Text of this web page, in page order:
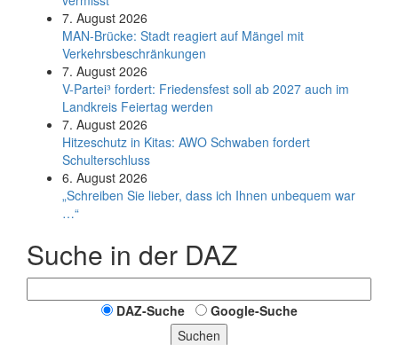
7. August 2026
MAN-Brücke: Stadt reagiert auf Mängel mit
Verkehrsbeschränkungen
7. August 2026
V-Partei­³ fordert: Friedens­fest soll ab 2027 auch im
Land­kreis Feier­tag werden
7. August 2026
Hitzeschutz in Kitas: AWO Schwaben fordert
Schulterschluss
6. August 2026
„Schreiben Sie lieber, dass ich Ihnen unbequem war
…“
Suche in der DAZ
DAZ-Suche
Google-Suche
Suchen